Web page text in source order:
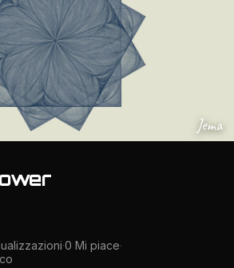
Jema
·0 Mi piace·